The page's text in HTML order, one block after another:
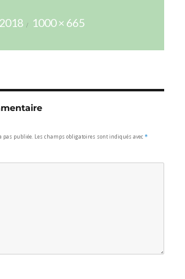
réelle
1000 × 665
pas publiée. Les champs obligatoires sont indiqués avec*